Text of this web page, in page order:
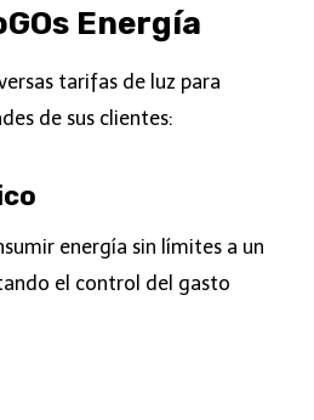
Energía
tarifas de luz para
de sus clientes:
energía sin límites a un
el control del gasto